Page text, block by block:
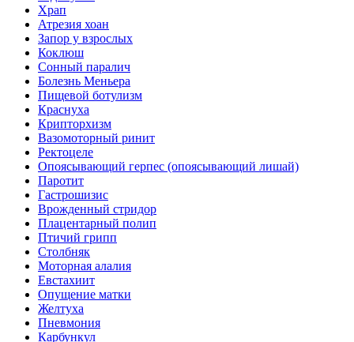
Храп
Атрезия хоан
Запор у взрослых
Коклюш
Сонный паралич
Болезнь Меньера
Пищевой ботулизм
Краснуха
Крипторхизм
Вазомоторный ринит
Ректоцеле
Опоясывающий герпес (опоясывающий лишай)
Паротит
Гастрошизис
Врожденный стридор
Плацентарный полип
Птичий грипп
Столбняк
Моторная алалия
Евстахиит
Опущение матки
Желтуха
Пневмония
Карбункул